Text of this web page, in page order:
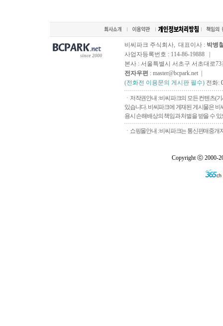
since 2000
비씨파크 주식회사, 대표이사 : 박병
사업자등록번호 : 114-86-19888 |
본사 : 서울특별시 서초구 서초대로73
전자우편 : master@bcpark.net |
(전화전 이용문의 게시판 필수) 전화:
ㆍ저작권안내 : 비씨파크의 모든 컨텐츠(
있습니다. 비씨파크에 게재된 게시물은
용시 손해배상의 책임과 처벌을 받을 수
ㆍ쇼핑몰안내 : 비씨파크는 통신판매중개
Copyright ⓒ 2000-